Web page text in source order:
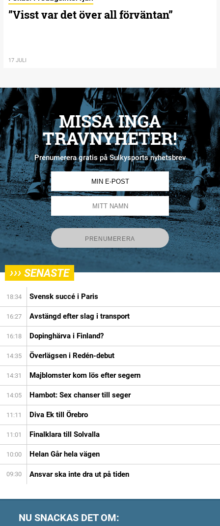
”Visst var det över all förväntan”
17 JULI
MISSA INGA
TRAVNYHETER!
Prenumerera gratis på Sulkysports nyhetsbrev
››› SENASTE
18:34 Svensk succé i Paris
16:27 Avstängd efter slag i transport
16:18 Dopinghärva i Finland?
14:35 Överlägsen i Redén-debut
14:31 Majblomster kom lös efter segern
14:05 Hambot: Sex chanser till seger
11:11 Diva Ek till Örebro
11:01 Finalklara till Solvalla
10:00 Helan Går hela vägen
09:30 Ansvar ska inte dra ut på tiden
NU SNACKAS DET OM: